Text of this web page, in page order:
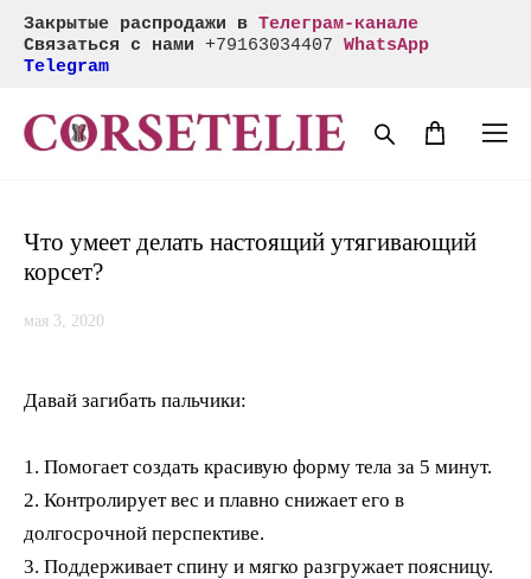
Закрытые распродажи в Телеграм-канале
Связаться с нами +79163034407
WhatsApp
Telegram
мая 3, 2020
Что умеет делать настоящий утягивающий
корсет?
Давай загибать пальчики:
1. Помогает создать красивую форму тела за 5 минут.
2. Контролирует вес и плавно снижает его в
долгосрочной перспективе.
3. Поддерживает спину и мягко разгружает поясницу.